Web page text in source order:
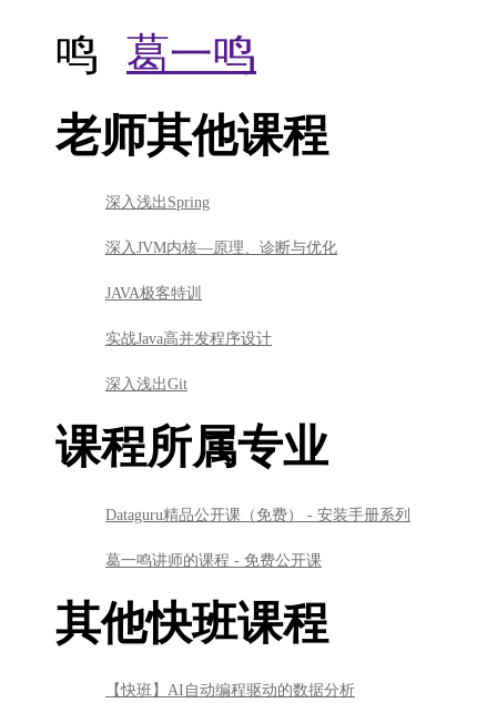
JAVA极客特训
实战Java高并发程序设计
深入浅出Git
课程所属专业
Dataguru精品公开课（免费） - 安装手册系列
葛一鸣讲师的课程 - 免费公开课
其他快班课程
【快班】AI自动编程驱动的数据分析
【快班】AI4ERP：RPA与大语言模型应用
【快班】《Oracle 23AI 深度实战》
【快班】大语言模型部署
【快班】基于大语言模型的AI Agent
【快班】Transformer从自然语言到计算机视觉的跨界之旅